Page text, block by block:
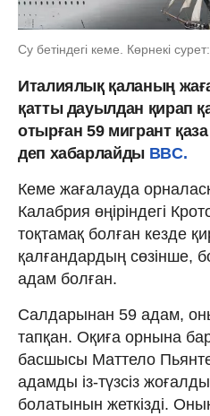
Cу бетіндегі кеме. Көрнекі
Италиялық қаланың
қатты дауылдан қирап
отырған 59 мигрант
деп хабарлайдыBBC.
Кеме жағалауда
Калабрия өңіріндегі
тоқтамақ болған кезде
қалғандардың сөзінше,
адам болған.
Салдарынан 59 адам,
тапқан. Оқиға орнына
басшысы Маттело
адамды із-түзсіз
болатынын жеткізді.